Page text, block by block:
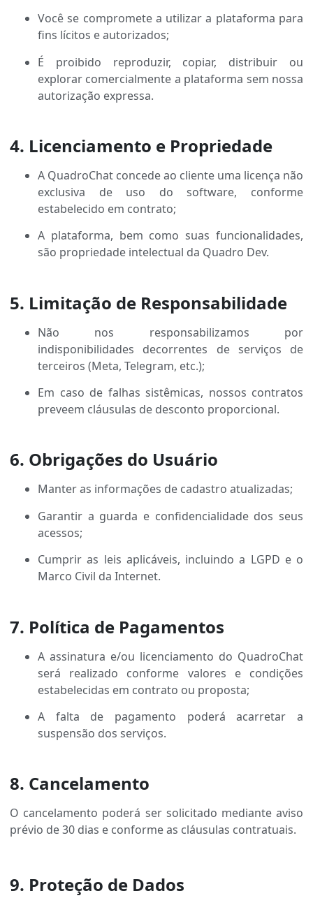
Você se compromete a utilizar a plataforma para
fins lícitos e autorizados;
É proibido reproduzir, copiar, distribuir ou
explorar comercialmente a plataforma sem nossa
autorização expressa.
4. Licenciamento e Propriedade
A QuadroChat concede ao cliente uma licença não
exclusiva de uso do software, conforme
estabelecido em contrato;
A plataforma, bem como suas funcionalidades,
são propriedade intelectual da Quadro Dev.
5. Limitação de Responsabilidade
Não nos responsabilizamos por
indisponibilidades decorrentes de serviços de
terceiros (Meta, Telegram, etc.);
Em caso de falhas sistêmicas, nossos contratos
preveem cláusulas de desconto proporcional.
6. Obrigações do Usuário
Manter as informações de cadastro atualizadas;
Garantir a guarda e confidencialidade dos seus
acessos;
Cumprir as leis aplicáveis, incluindo a LGPD e o
Marco Civil da Internet.
7. Política de Pagamentos
A assinatura e/ou licenciamento do QuadroChat
será realizado conforme valores e condições
estabelecidas em contrato ou proposta;
A falta de pagamento poderá acarretar a
suspensão dos serviços.
8. Cancelamento
O cancelamento poderá ser solicitado mediante aviso
prévio de 30 dias e conforme as cláusulas contratuais.
9. Proteção de Dados